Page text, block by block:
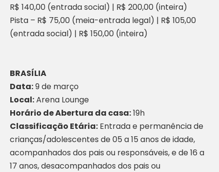
R$ 140,00 (entrada social) | R$ 200,00 (inteira)
Pista – R$ 75,00 (meia-entrada legal) | R$ 105,00
(entrada social) | R$ 150,00 (inteira)
BRASÍLIA
Data:9 de março
Local:Arena Lounge
Horário de Abertura da casa:19h
Classificação Etária: Entrada e permanência de
crianças/adolescentes de 05 a 15 anos de idade,
acompanhados dos pais ou responsáveis, e de 16 a
17 anos, desacompanhados dos pais ou